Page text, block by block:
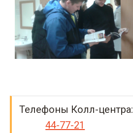
Телефоны Колл-центра:
44-77-21